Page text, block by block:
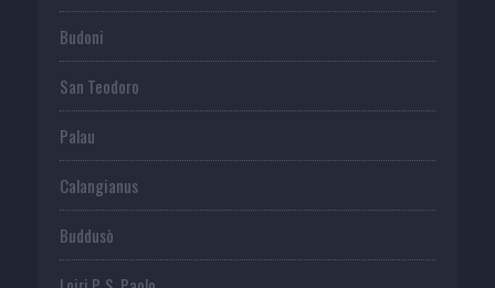
Budoni
San Teodoro
Palau
Calangianus
Buddusò